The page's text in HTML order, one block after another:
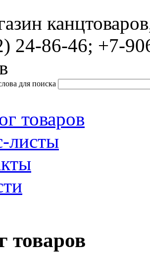
24-86-46; +7-
для поиска
товаров
листы
товаров